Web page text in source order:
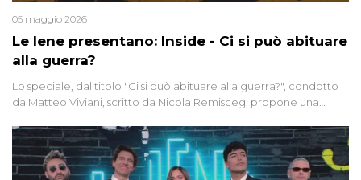
Le Iene presentano: Inside - Ci si può abituare
alla guerra?
05 maggio 2026
Lo speciale, dal titolo "Ci si può abituare alla guerra?", condotto
da Matteo Viviani, scritto da Nicola Remisceg, propone una
di settore - su quanto la guerra sia diventata una realtà pervasiva.
Anche se l'Italia non è direttamente coinvolta in conflitti armati, il
contesto globale rende impossibile considerarla un fenomeno